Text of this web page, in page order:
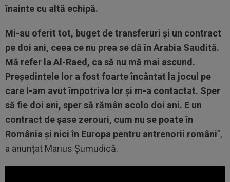
înainte cu altă echipă.
Mi-au oferit tot, buget de transferuri și un contract
pe doi ani, ceea ce nu prea se dă în Arabia Saudită.
Mă refer la Al-Raed, ca să nu mă mai ascund.
Președintele lor a fost foarte încântat la jocul pe
care l-am avut împotriva lor și m-a contactat. Sper
să fie doi ani, sper să rămân acolo doi ani. E un
contract de șase zerouri, cum nu se poate în
România și nici în Europa pentru antrenorii români”,
a anunțat Marius Șumudică.